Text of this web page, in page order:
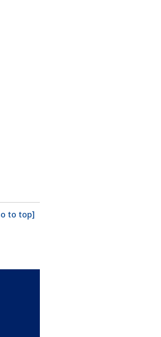
to top]